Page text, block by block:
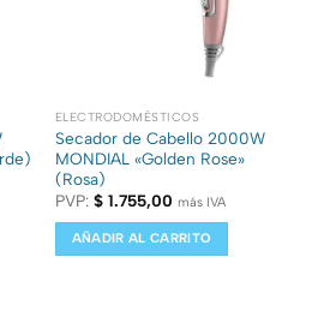
ELECTRODOMÉSTICOS
Secador de Cabello 2000W
MONDIAL «Golden Rose»
(Rosa)
PVP: $1.755,00 más IVA
AÑADIR AL CARRITO